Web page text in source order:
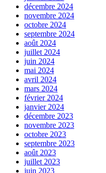
décembre 2024
novembre 2024
octobre 2024
septembre 2024
août 2024
juillet 2024
juin 2024
mai 2024
avril 2024
mars 2024
février 2024
janvier 2024
décembre 2023
novembre 2023
octobre 2023
septembre 2023
août 2023
juillet 2023
juin 2023